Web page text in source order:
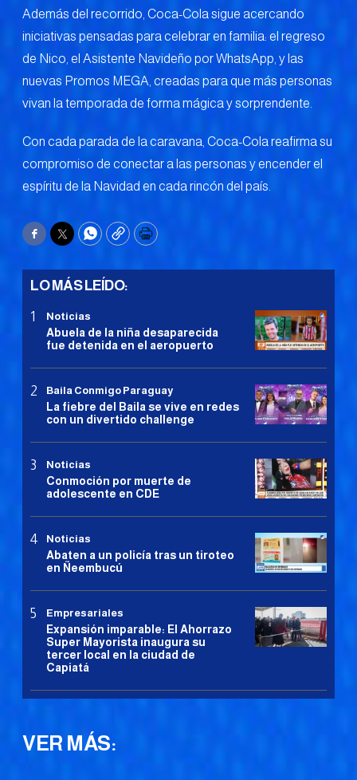
Además del recorrido, Coca-Cola sigue acercando
iniciativas pensadas para celebrar en familia: el regreso
de Nico, el Asistente Navideño por WhatsApp, y las
nuevas Promos MEGA, creadas para que más personas
vivan la temporada de forma mágica y sorprendente.
Con cada parada de la caravana, Coca-Cola reafirma su
compromiso de conectar a las personas y encender el
espíritu de la Navidad en cada rincón del país.
Facebook
TwitterWhatsApp
CopyPrint
LO MÁS LEÍDO:
Noticias
Abuela de la niña desaparecida
fue detenida en el aeropuerto
Baila Conmigo Paraguay
La fiebre del Baila se vive en redes
con un divertido challenge
Noticias
Conmoción por muerte de
adolescente en CDE
Noticias
Abaten a un policía tras un tiroteo
en Ñeembucú
Empresariales
Expansión imparable: El Ahorrazo
Super Mayorista inaugura su
tercer local en la ciudad de
Capiatá
VER MÁS: